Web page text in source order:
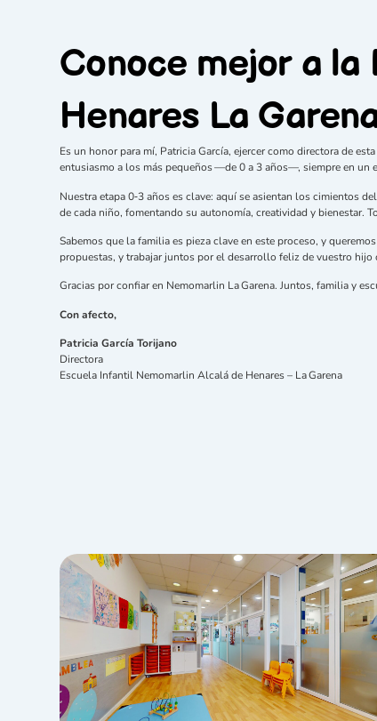
Conoce mejor a
Henares La
Es un honor para mí, Patricia García, ejercer como directora de
entusiasmo a los más pequeños —de 0 a 3 años—, siempre en un
Nuestra etapa 0‑3 años es clave: aquí se asientan los cimientos
de cada niño, fomentando su autonomía, creatividad y bienestar.
Sabemos que la familia es pieza clave en este proceso, y
propuestas, y trabajar juntos por el desarrollo feliz de vuestro hijo
Gracias por confiar en Nemomarlin La Garena. Juntos, familia y
Con afecto,
Patricia García Torijano
Directora
Escuela Infantil Nemomarlin Alcalá de Henares – La Garena